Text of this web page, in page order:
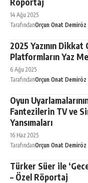
14 Ağu 2025
TarafındanOrçun Onat Demiröz
2025 Yazının
Platformların Yaz
6 Ağu 2025
TarafındanOrçun Onat Demiröz
Oyun
Fantezilerin TV ve
Yansımaları
16 Haz 2025
TarafındanOrçun Onat Demiröz
Türker Süer ile
– Özel Röportaj